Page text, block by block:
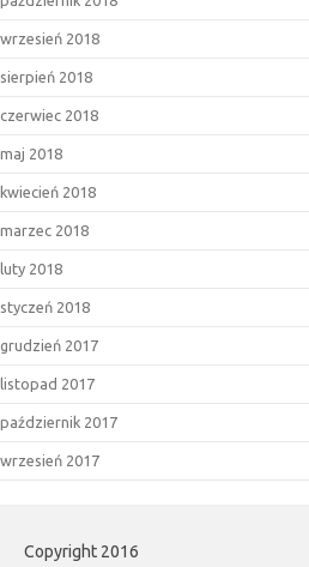
wrzesień 2018
sierpień 2018
czerwiec 2018
maj 2018
kwiecień 2018
marzec 2018
luty 2018
styczeń 2018
grudzień 2017
listopad 2017
październik 2017
wrzesień 2017
Copyright 2016